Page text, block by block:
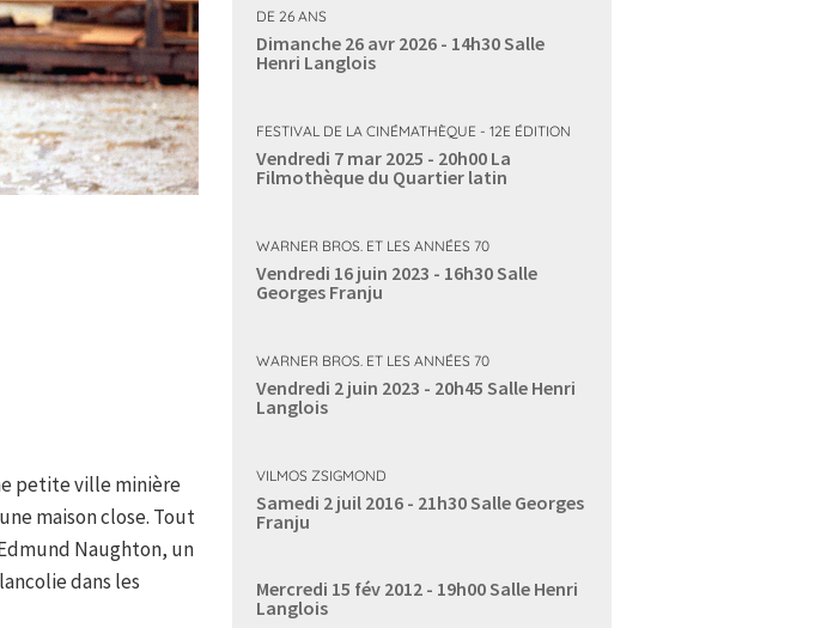
petite ville minière
maison close. Tout
Naughton, un
dans les
DE 26 ANS
Dimanche 26 avr 2026 - 14h30Salle
Henri Langlois
FESTIVAL DE LA CINÉMATHÈQUE - 12E ÉDITION
Vendredi 7 mar 2025 - 20h00 La
Filmothèque du Quartier latin
WARNER BROS. ET LES ANNÉES 70
Vendredi 16 juin 2023 - 16h30Salle
Georges Franju
WARNER BROS. ET LES ANNÉES 70
Vendredi 2 juin 2023 - 20h45 Salle Henri
Langlois
VILMOS ZSIGMOND
Samedi 2 juil 2016 - 21h30Salle Georges
Franju
Mercredi 15 fév 2012 - 19h00Salle Henri
Langlois